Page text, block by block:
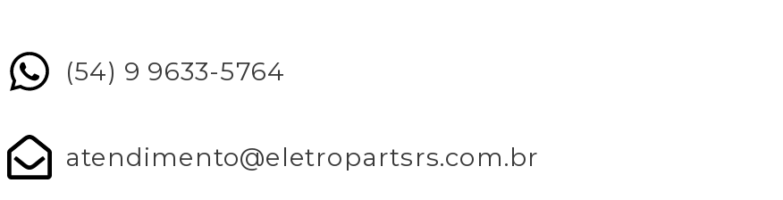
(54) 9 9633-5764
atendimento@eletropartsrs.com.br